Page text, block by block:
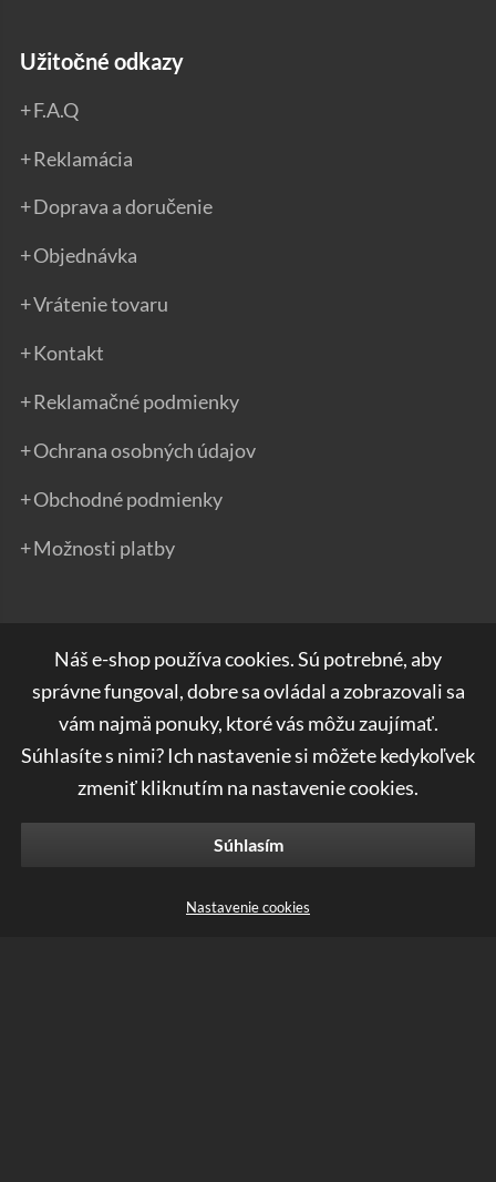
Užitočné odkazy
F.A.Q
Reklamácia
Doprava a doručenie
Objednávka
Vrátenie tovaru
Kontakt
Reklamačné podmienky
Ochrana osobných údajov
Obchodné podmienky
Možnosti platby
Kontakt
Telefón
052 7730 758
Email
objednavky@karki.sk
Pondelok - Piatok / 8:00 – 16:00
Náš e-shop používa cookies. Sú potrebné, aby
správne fungoval, dobre sa ovládal a zobrazovali sa
vám najmä ponuky, ktoré vás môžu zaujímať.
Súhlasíte s nimi? Ich nastavenie si môžete kedykoľvek
zmeniť kliknutím na nastavenie cookies.
Súhlasím
Nastavenie cookies